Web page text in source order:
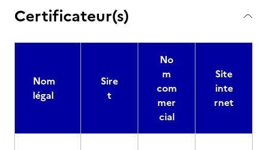
Certificateur(s)
Nom
légal
Sire
t
No
m
com
mer
cial
Site
inte
rnet